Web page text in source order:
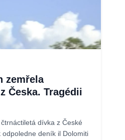
zemřela
Česka. Tragédii
dívka z České
deník il Dolomiti